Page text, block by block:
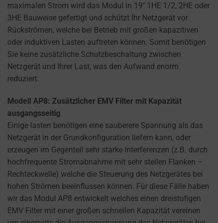
maximalen Strom wird das Modul in 19″ 1HE 1/2, 2HE oder
3HE Bauweise gefertigt und schützt Ihr Netzgerät vor
Rückströmen, welche bei Betrieb mit großen kapazitiven
oder induktiven Lasten auftreten können. Somit benötigen
Sie keine zusätzliche Schutzbeschaltung zwischen
Netzgerät und Ihrer Last, was den Aufwand enorm
reduziert.
Modell AP8: Zusätzlicher EMV Filter mit Kapazität
ausgangsseitig
Einige lasten benötigen eine sauberere Spannung als das
Netzgerät in der Grundkonfiguration liefern kann, oder
erzeugen im Gegenteil sehr starke Interferenzen (z.B. durch
hochfrequente Stromabnahme mit sehr steilen Flanken –
Rechteckwelle) welche die Steuerung des Netzgerätes bei
hohen Strömen beeinflussen können. Für diese Fälle haben
wir das Modul AP8 entwickelt welches einen dreistufigen
EMV Filter mit einer großen schnellen Kapazität vereinen